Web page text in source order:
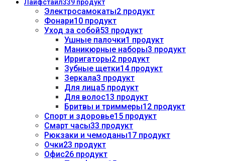
Лайфстайл339 продукт
Электросамокаты2 продукт
Фонари10 продукт
Уход за собой53 продукт
Ушные палочки1 продукт
Маникюрные наборы3 продукт
Ирригаторы2 продукт
Зубные щетки14 продукт
Зеркала3 продукт
Для лица5 продукт
Для волос13 продукт
Бритвы и триммеры12 продукт
Спорт и здоровье15 продукт
Смарт часы33 продукт
Рюкзаки и чемоданы17 продукт
Очки23 продукт
Офис26 продукт